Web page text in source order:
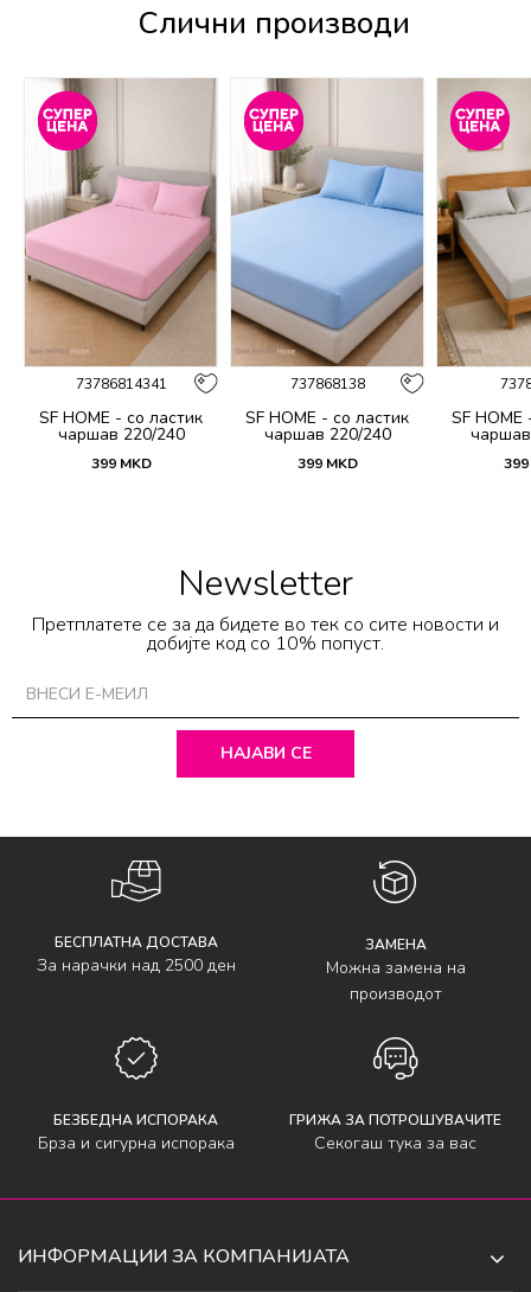
Слични производи
73786814341
SF HOME - со ластик
чаршав 220/240
399 MKD
737868138
SF HOME - со ластик
чаршав 220/240
399 MKD
SF HOME
399
Newsletter
Претплатете се за да бидете во тек со сите новости и
добијте код со 10% попуст.
НАЈАВИ СЕ
БЕСПЛАТНА ДОСТАВА
За нарачки над 2500 ден
ЗАМЕНА
Можна замена на
производот
БЕЗБЕДНА ИСПОРАКА
Брза и сигурна испорака
ГРИЖА ЗА ПОТРОШУВАЧИТЕ
Секогаш тука за вас
ИНФОРМАЦИИ ЗА КОМПАНИЈАТА